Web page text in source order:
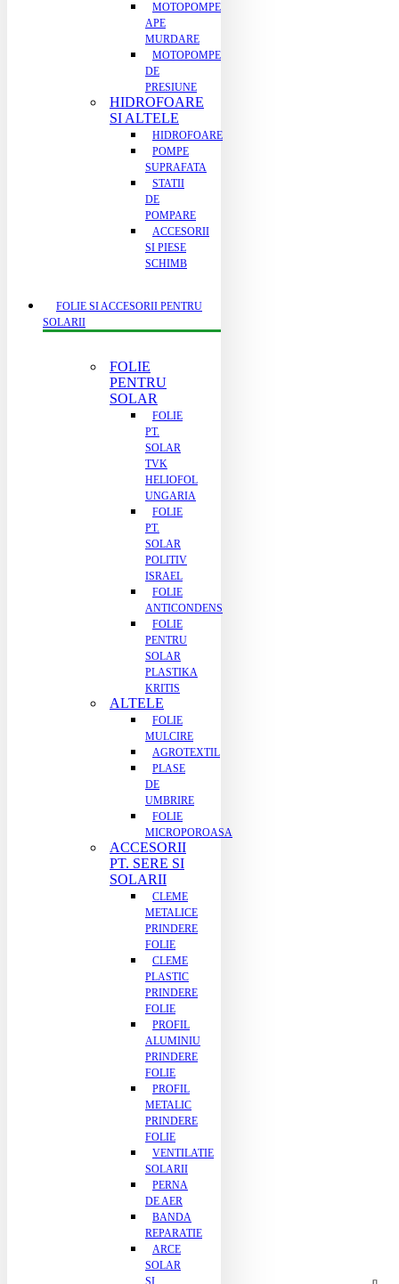
MOTOPOMPE
APE
MURDARE
MOTOPOMPE
DE
PRESIUNE
HIDROFOARE
SI ALTELE
HIDROFOARE
POMPE
SUPRAFATA
STATII
DE
POMPARE
ACCESORII
SI PIESE
SCHIMB
FOLIE SI ACCESORII PENTRU
SOLARII
FOLIE
PENTRU
SOLAR
FOLIE
PT.
SOLAR
TVK
HELIOFOL
UNGARIA
FOLIE
PT.
SOLAR
POLITIV
ISRAEL
FOLIE
ANTICONDENS
FOLIE
PENTRU
SOLAR
PLASTIKA
KRITIS
ALTELE
FOLIE
MULCIRE
AGROTEXTIL
PLASE
DE
UMBRIRE
FOLIE
MICROPOROASA
ACCESORII
PT. SERE SI
SOLARII
CLEME
METALICE
PRINDERE
FOLIE
CLEME
PLASTIC
PRINDERE
FOLIE
PROFIL
ALUMINIU
PRINDERE
FOLIE
PROFIL
METALIC
PRINDERE
FOLIE
VENTILATIE
SOLARII
PERNA
DE AER
BANDA
REPARATIE
ARCE
SOLAR
SI